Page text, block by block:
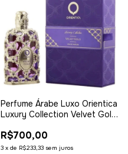
Perfume Árabe Luxo Orientica
Luxury Collection Velvet Gold
Unissex / Compartilhável
R$700,00
3 x de R$233,33 sem juros